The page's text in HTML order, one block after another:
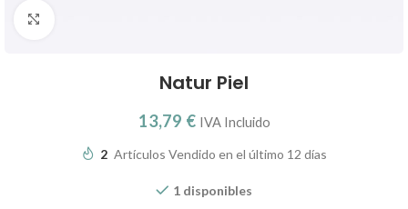
Natur Piel
13,79 € IVA Incluido
2 Artículos Vendido en el último 12 días
1 disponibles